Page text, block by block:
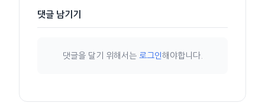
댓글 남기기
댓글을 달기 위해서는 로그인해야합니다.